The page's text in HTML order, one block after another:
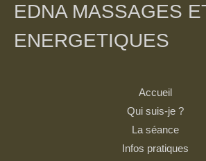
EDNA MASSAGES
ENERGETIQUES
Accueil
Qui suis-je ?
La séance
Infos pratiques